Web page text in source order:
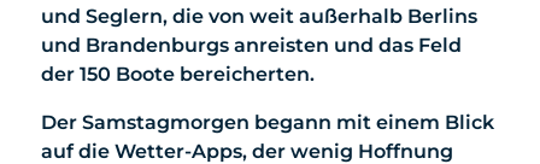
und Seglern, die von weit außerhalb Berlins
und Brandenburgs anreisten und das Feld
der 150 Boote bereicherten.
Der Samstagmorgen begann mit einem Blick
auf die Wetter-Apps, der wenig Hoffnung